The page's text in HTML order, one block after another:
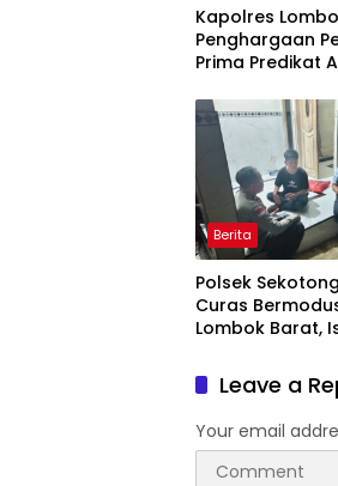
Kapolres
Penghargaan
Prima Predikat
Berita
Polsek
Curas
Lombok Barat,
Leave a
Your email